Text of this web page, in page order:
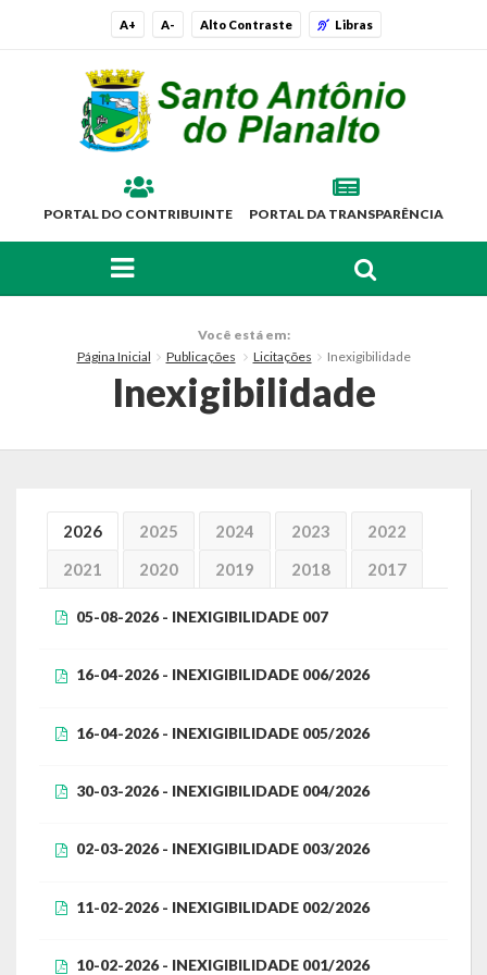
A+ A- Alto Contraste Libras
PORTAL DO CONTRIBUINTE PORTAL DA TRANSPARÊNCIA
Administração
Administrações Anteriores
Obras e Viação
Saúde e Assistência Social
Serviços Urbanos
Cultura e Turismo
Você está em:
Página Inicial
Publicações Licitações Inexigibilidade
Inexigibilidade
2026 2025 2024 2023
2022
2021
2020 2019 2018 2017
05-08-2026 - INEXIGIBILIDADE 007
16-04-2026 - INEXIGIBILIDADE 006/2026
16-04-2026 - INEXIGIBILIDADE 005/2026
30-03-2026 - INEXIGIBILIDADE 004/2026
02-03-2026 - INEXIGIBILIDADE 003/2026
11-02-2026 - INEXIGIBILIDADE 002/2026
10-02-2026 - INEXIGIBILIDADE 001/2026